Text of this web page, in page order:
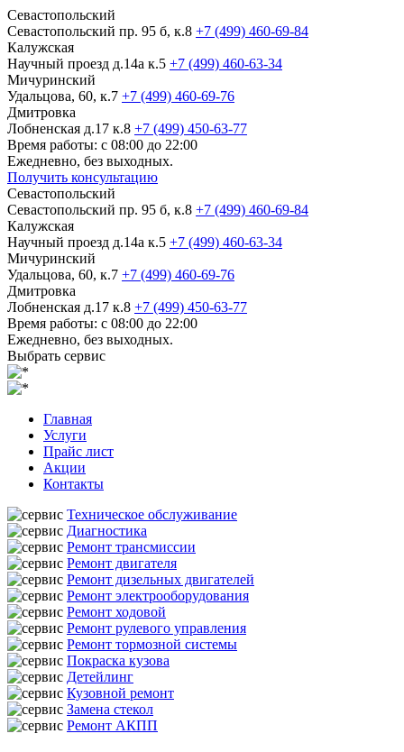
Севастопольский
Севастопольский пр. 95 б, к.8 +7 (499) 460-69-84
Калужская
Научный проезд д.14а к.5 +7 (499) 460-63-34
Мичуринский
Удальцова, 60, к.7 +7 (499) 460-69-76
Дмитровка
Лобненская д.17 к.8 +7 (499) 450-63-77
Время работы: с 08:00 до 22:00
Ежедневно, без выходных.
Получить консультацию
Севастопольский
Севастопольский пр. 95 б, к.8 +7 (499) 460-69-84
Калужская
Научный проезд д.14а к.5 +7 (499) 460-63-34
Мичуринский
Удальцова, 60, к.7 +7 (499) 460-69-76
Дмитровка
Лобненская д.17 к.8 +7 (499) 450-63-77
Время работы: с 08:00 до 22:00
Ежедневно, без выходных.
Выбрать сервис
Главная
Услуги
Прайс лист
Акции
Контакты
Техническое обслуживание
Диагностика
Ремонт трансмиссии
Ремонт двигателя
Ремонт дизельных двигателей
Ремонт электрооборудования
Ремонт ходовой
Ремонт рулевого управления
Ремонт тормозной системы
Покраска кузова
Детейлинг
Кузовной ремонт
Замена стекол
Ремонт АКПП